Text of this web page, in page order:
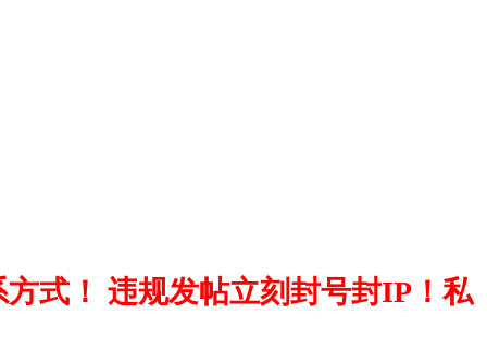
式！ 违规发帖立刻封号封IP！私